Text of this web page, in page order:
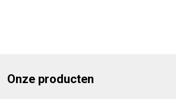
Onze producten